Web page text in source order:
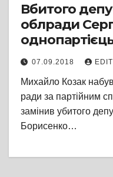
Вбитого
облради
07.09.2018
Михайло Козак
ради за партійним
замінив убитого
Борисенко…